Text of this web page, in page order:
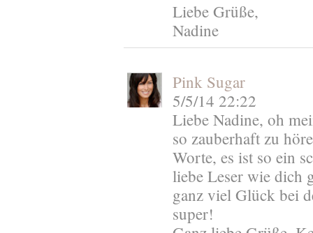
Liebe Grüße,
Nadine
Pink Sugar
5/5/14 22:22
Liebe Nadine, oh
so zauberhaft zu
Worte, es ist so ein
liebe Leser wie dich
ganz viel Glück bei
super!